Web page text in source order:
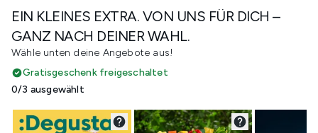
EIN KLEINES EXTRA. VON UNS FÜR DICH –
GANZ NACH DEINER WAHL.
Wähle unten deine Angebote aus!
Gratisgeschenk freigeschaltet
0/3 ausgewählt